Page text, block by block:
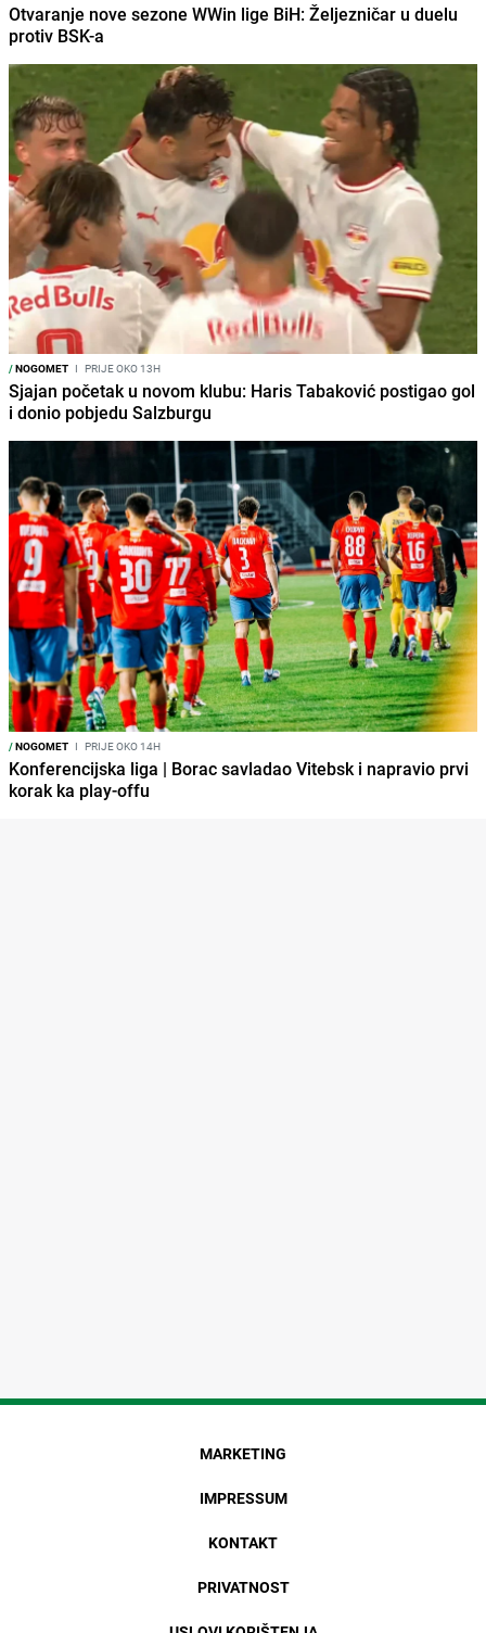
Otvaranje nove sezone WWin lige BiH: Željezničar u duelu
protiv BSK-a
/NOGOMET I PRIJE OKO 13H
Sjajan početak u novom klubu: Haris Tabaković postigao gol
i donio pobjedu Salzburgu
/NOGOMET I PRIJE OKO 14H
Konferencijska liga | Borac savladao Vitebsk i napravio prvi
korak ka play-offu
MARKETING
IMPRESSUM
KONTAKT
PRIVATNOST